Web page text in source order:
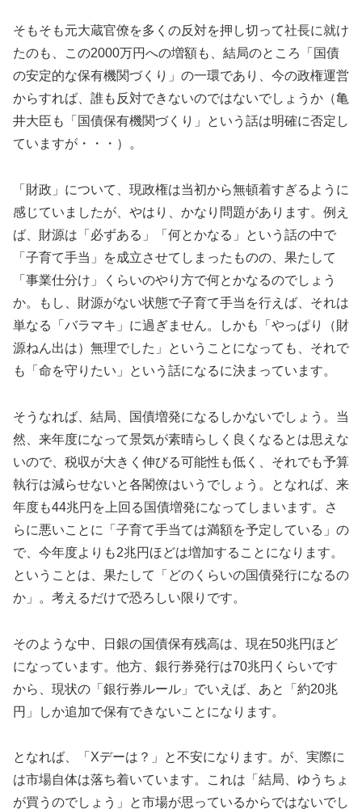
そもそも元大蔵官僚を多くの反対を押し切って社長に就け
たのも、この2000万円への増額も、結局のところ「国債
の安定的な保有機関づくり」の一環であり、今の政権運営
からすれば、誰も反対できないのではないでしょうか（亀
井大臣も「国債保有機関づくり」という話は明確に否定し
ていますが・・・）。
「財政」について、現政権は当初から無頓着すぎるように
感じていましたが、やはり、かなり問題があります。例え
ば、財源は「必ずある」「何とかなる」という話の中で
「子育て手当」を成立させてしまったものの、果たして
「事業仕分け」くらいのやり方で何とかなるのでしょう
か。もし、財源がない状態で子育て手当を行えば、それは
単なる「バラマキ」に過ぎません。しかも「やっぱり（財
源ねん出は）無理でした」ということになっても、それで
も「命を守りたい」という話になるに決まっています。
そうなれば、結局、国債増発になるしかないでしょう。当
然、来年度になって景気が素晴らしく良くなるとは思えな
いので、税収が大きく伸びる可能性も低く、それでも予算
執行は減らせないと各閣僚はいうでしょう。となれば、来
年度も44兆円を上回る国債増発になってしまいます。さ
らに悪いことに「子育て手当ては満額を予定している」の
で、今年度よりも2兆円ほどは増加することになります。
ということは、果たして「どのくらいの国債発行になるの
か」。考えるだけで恐ろしい限りです。
そのような中、日銀の国債保有残高は、現在50兆円ほど
になっています。他方、銀行券発行は70兆円くらいです
から、現状の「銀行券ルール」でいえば、あと「約20兆
円」しか追加で保有できないことになります。
となれば、「Xデーは？」と不安になります。が、実際に
は市場自体は落ち着いています。これは「結局、ゆうちょ
が買うのでしょう」と市場が思っているからではないでし